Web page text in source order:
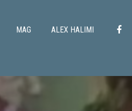
MAG ALEX HALIMI